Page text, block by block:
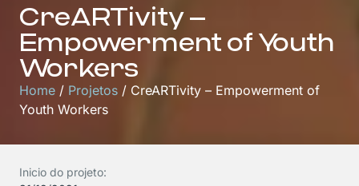
CreARTivity –
Empowerment of Youth
Workers
Home / Projetos / CreARTivity – Empowerment of
Youth Workers
Inicio do projeto: